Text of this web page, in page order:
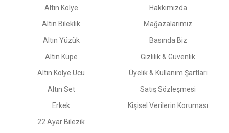
Altın Kolye
Altın Bileklik
Altın Yüzük
Altın Küpe
Altın Kolye Ucu
Altın Set
Erkek
22 Ayar Bilezik
Hakkımızda
Mağazalarımız
Basında Biz
Gizlilik & Güvenlik
Üyelik & Kullanım Şartları
Satış Sözleşmesi
Kişisel Verilerin Koruması